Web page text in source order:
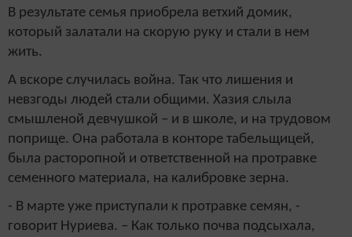
В результате семья приобрела ветхий домик,
который залатали на скорую руку и стали в нем
жить.
А вскоре случилась война. Так что лишения и
невзгоды людей стали общими. Хазия слыла
смышленой девчушкой – и в школе, и на трудовом
поприще. Она работала в конторе табельщицей,
была расторопной и ответственной на протравке
семенного материала, на калибровке зерна.
- В марте уже приступали к протравке семян, -
говорит Нуриева. – Как только почва подсыхала,